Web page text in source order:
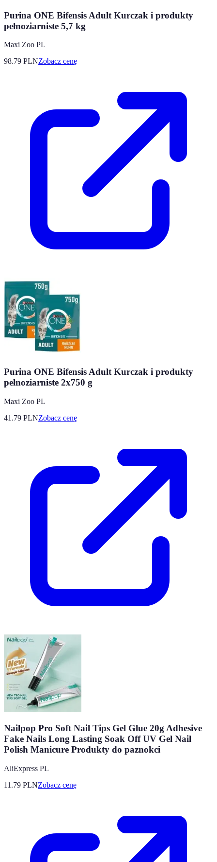
Purina ONE Bifensis Adult Kurczak i produkty
pełnoziarniste 5,7 kg
Maxi Zoo PL
98.79 PLNZobacz cenę
Purina ONE Bifensis Adult Kurczak i produkty
pełnoziarniste 2x750 g
Maxi Zoo PL
41.79 PLNZobacz cenę
Nailpop Pro Soft Nail Tips Gel Glue 20g Adhesive
Fake Nails Long Lasting Soak Off UV Gel Nail
Polish Manicure Produkty do paznokci
AliExpress PL
11.79 PLNZobacz cenę